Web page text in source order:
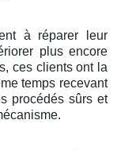
à réparer leur
plus encore
ces clients ont la
temps recevant
procédés sûrs et